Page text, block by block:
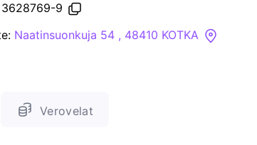
9
Naatinsuonkuja 54 , 48410 KOTKA
Verovelat